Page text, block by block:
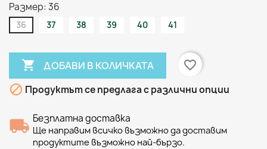
Размер: 36
36 37 38 39 40 41
 ДОБАВИ В КОЛИЧКАТА
favorite_border
 Продуктът се предлага с различни опции
Безплатна доставка
Ще направим всичко възможно да доставим
продуктите възможно най-бързо.